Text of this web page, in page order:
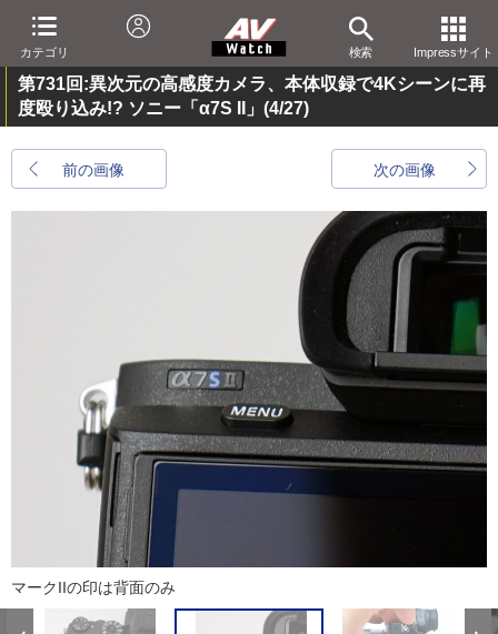
カテゴリ 検索 Impressサイト
第731回:異次元の高感度カメラ、本体収録で4Kシーンに再
度殴り込み!? ソニー「α7S II」 (4/27)
前の画像 次の画像
マークIIの印は背面のみ